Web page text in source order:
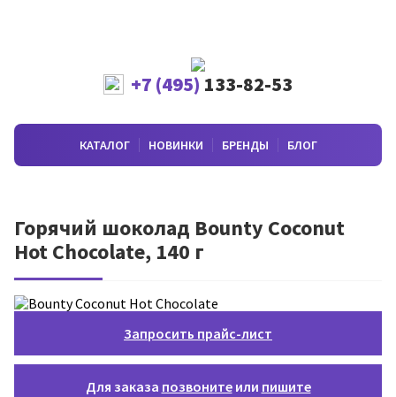
+7 (495) 133-82-53
КАТАЛОГ НОВИНКИ БРЕНДЫ БЛОГ
Горячий шоколад Bounty Coconut
Hot Chocolate, 140 г
Запросить прайс-лист
Для заказа позвонитеили пишите